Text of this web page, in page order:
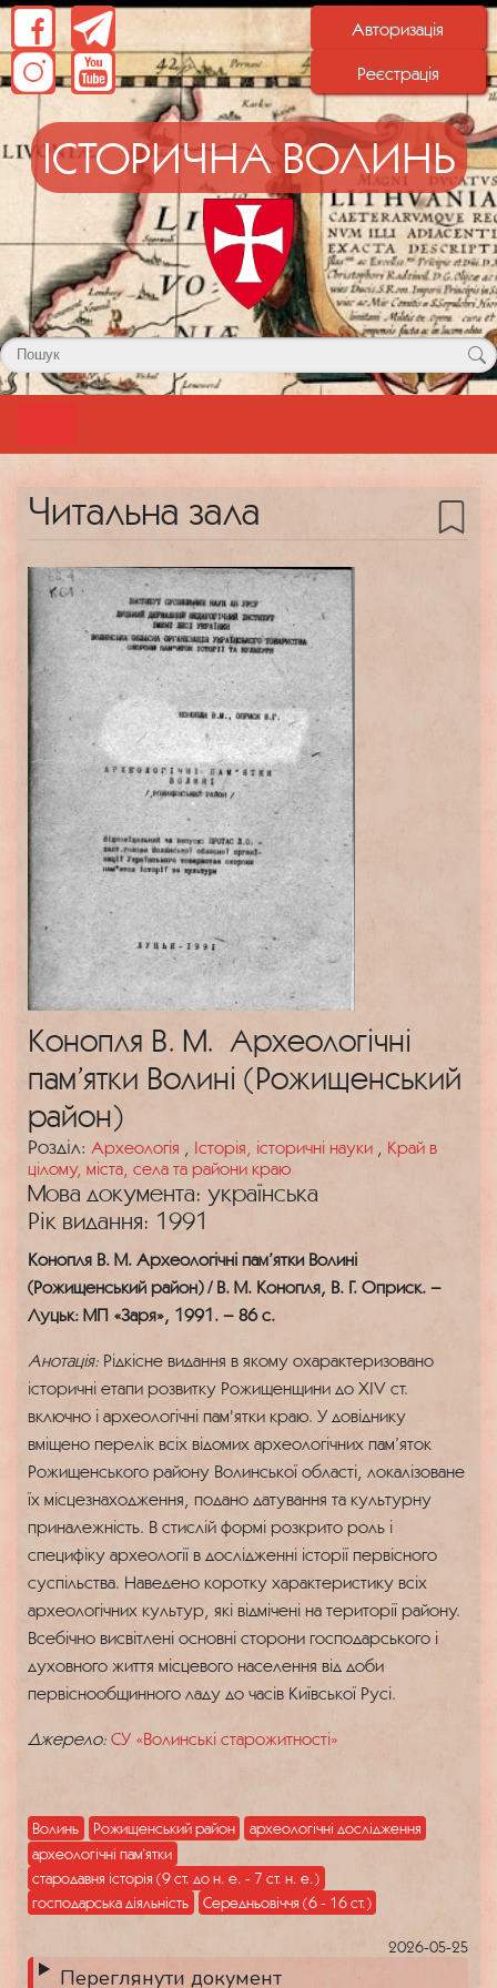
Авторизація
Реєстрація
ІСТОРИЧНА ВОЛИНЬ
Читальна зала
Конопля В. М. Археологічні
пам’ятки Волині (Рожищенський
район)
Розділ: Археологія Історія, історичні науки
Край в
цілому, міста, села та райони краю
Мова документа: українська
Рік видання: 1991
Конопля В. М. Археологічні пам’ятки Волині
(Рожищенський район) / В. М. Конопля, В. Г. Оприск. –
Луцьк: МП «Заря», 1991. – 86 с.
Анотація: Рідкісне видання в якому охарактеризовано
історичні етапи розвитку Рожищенщини до XIV ст.
включно і археологічні пам'ятки краю. У довіднику
вміщено перелік всіх відомих археологічних пам’яток
Рожищенського району Волинської області, локалізоване
їх місцезнаходження, подано датування та культурну
приналежність. В стислій формі розкрито роль і
специфіку археології в дослідженні історії первісного
суспільства. Наведено коротку характеристику всіх
археологічних культур, які відмічені на території району.
Всебічно висвітлені основні сторони господарського і
духовного життя місцевого населення від доби
первіснообщинного ладу до часів Київської Русі.
Джерело: СУ «Волинські старожитності»
Волинь Рожищенський район
археологічні дослідження
археологічні пам’ятки
стародавня історія (9 ст. до н. е. - 7 ст. н. е.)
господарська діяльність
Середньовіччя (6 - 16 ст.)
2026-05-25
Переглянути документ